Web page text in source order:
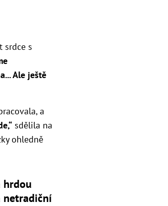
srdce s
Ale ještě
a
sdělila na
ohledně
hrdou
netradiční